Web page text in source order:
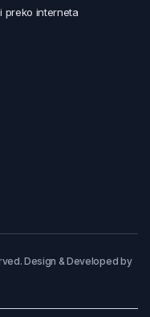
preko interneta
Design & Developed by